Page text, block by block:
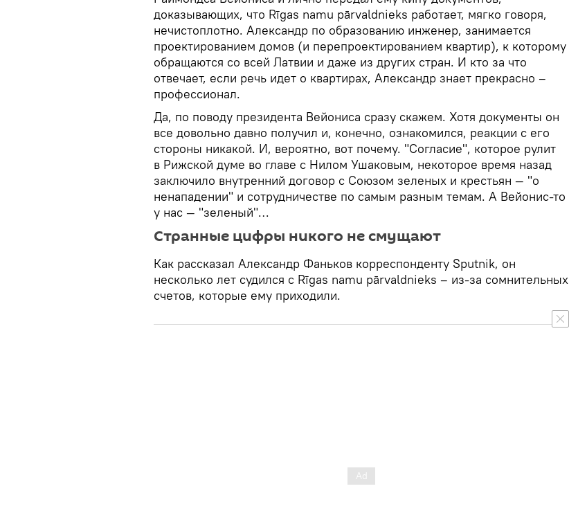
доказывающих, что Rīgas namu pārvaldnieks работает, мягко говоря,
нечистоплотно. Александр по образованию инженер, занимается
проектированием домов (и перепроектированием квартир), к которому
обращаются со всей Латвии и даже из других стран. И кто за что
отвечает, если речь идет о квартирах, Александр знает прекрасно –
профессионал.
Да, по поводу президента Вейониса сразу скажем. Хотя документы он
все довольно давно получил и, конечно, ознакомился, реакции с его
стороны никакой. И, вероятно, вот почему. "Согласие", которое рулит
в Рижской думе во главе с Нилом Ушаковым, некоторое время назад
заключило внутренний договор с Союзом зеленых и крестьян — "о
ненападении" и сотрудничестве по самым разным темам. А Вейонис-то
у нас — "зеленый"…
Странные цифры никого не смущают
Как рассказал Александр Фаньков корреспонденту Sputnik, он
несколько лет судился с Rīgas namu pārvaldnieks – из-за сомнительных
счетов, которые ему приходили.